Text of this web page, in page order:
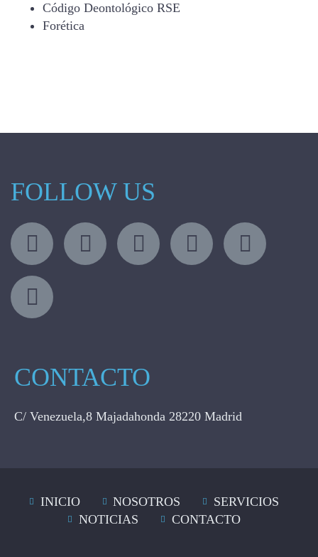
Código Deontológico RSE
Forética
FOLLOW US
CONTACTO
C/ Venezuela,8 Majadahonda 28220 Madrid
INICIO NOSOTROS
SERVICIOS
NOTICIAS
CONTACTO